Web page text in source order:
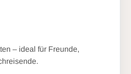
– ideal für Freunde,